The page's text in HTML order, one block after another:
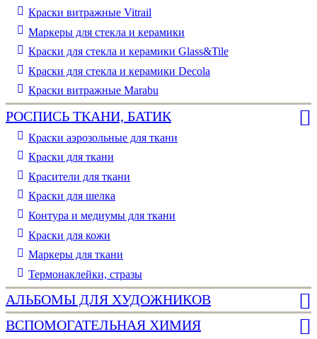
Краски витражные Vitrail
Маркеры для стекла и керамики
Краски для стекла и керамики Glass&Tile
Краски для стекла и керамики Decola
Краски витражные Marabu
РОСПИСЬ ТКАНИ, БАТИК
Краски аэрозольные для ткани
Краски для ткани
Красители для ткани
Краски для шелка
Контура и медиумы для ткани
Краски для кожи
Маркеры для ткани
Термонаклейки, стразы
АЛЬБОМЫ ДЛЯ ХУДОЖНИКОВ
ВСПОМОГАТЕЛЬНАЯ ХИМИЯ